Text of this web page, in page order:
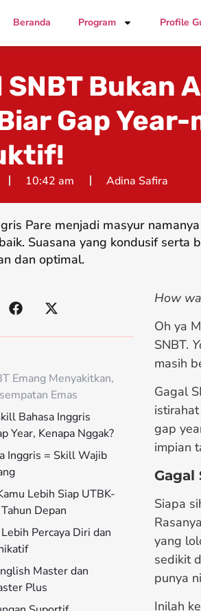
Beranda Program Profile
SNBT Bukan
Gap
10:42 am Adina Safira
Pare menjadi masyur
Suasana yang kondusif serta
dan optimal.
Emang Menyakitkan,
Emas
Bahasa Inggris
Year, Kenapa Nggak?
Inggris = Skill Wajib
Lebih Siap UTBK-
Depan
Percaya Diri dan
Master dan
Plus
How
Oh ya
SNBT.
masih
Gagal
gap
impian
Gagal
Siapa
yang
sedikit
punya
Inilah